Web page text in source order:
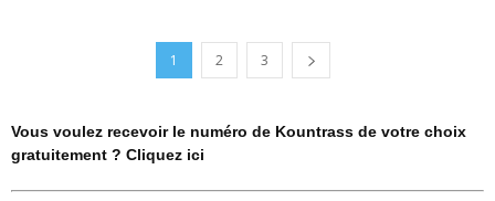
1 2 3
Vous voulez recevoir le numéro de Kountrass de votre choix
gratuitement ? Cliquez ici